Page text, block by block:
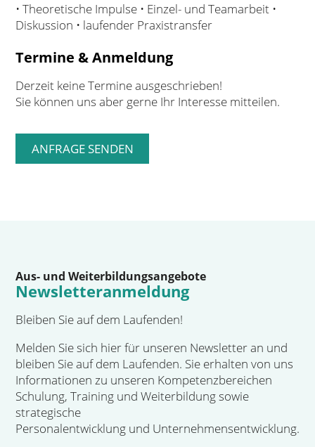
• Theoretische Impulse • Einzel- und Teamarbeit •
Diskussion • laufender Praxistransfer
Termine & Anmeldung
Derzeit keine Termine ausgeschrieben!
Sie können uns aber gerne Ihr Interesse mitteilen.
Aus- und Weiterbildungsangebote
Newsletteranmeldung
Bleiben Sie auf dem Laufenden!
Melden Sie sich hier für unseren Newsletter an und
bleiben Sie auf dem Laufenden. Sie erhalten von uns
Informationen zu unseren Kompetenzbereichen
Schulung, Training und Weiterbildung sowie
strategische
Personalentwicklung und Unternehmensentwicklung.